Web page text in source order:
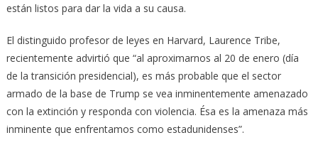
están listos para dar la vida a su causa.
El distinguido profesor de leyes en Harvard, Laurence Tribe,
recientemente advirtió que “al aproximarnos al 20 de enero (día
de la transición presidencial), es más probable que el sector
armado de la base de Trump se vea inminentemente amenazado
con la extinción y responda con violencia. Ésa es la amenaza más
inminente que enfrentamos como estadunidenses”.